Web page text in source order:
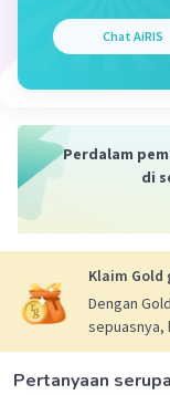
Chat AiRIS
Perdalam
di
Klaim Gold
Dengan
sepuasnya,
Pertanyaan serupa